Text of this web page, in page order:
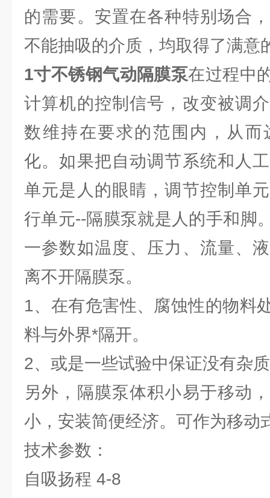
的需要。安置在各种特别场合
不能抽吸的介质，均取得了满意
1寸不锈钢气动隔膜泵在过程中
计算机的控制信号，改变被调
数维持在要求的范围内，从而
化。如果把自动调节系统和人
单元是人的眼睛，调节控制单
行单元--隔膜泵就是人的手和脚
一参数如温度、压力、流量、
离不开隔膜泵。
1、在有危害性、腐蚀性的物料
料与外界*隔开。
2、或是一些试验中保证没有杂
另外，隔膜泵体积小易于移动
小，安装简便经济。可作为移动
技术参数：
自吸扬程 4-8